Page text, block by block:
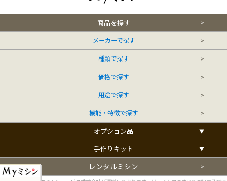
商品を探す
メーカーで探す
種類で探す
価格で探す
用途で探す
機能・特徴で探す
オプション品
手作りキット
レンタルミシン